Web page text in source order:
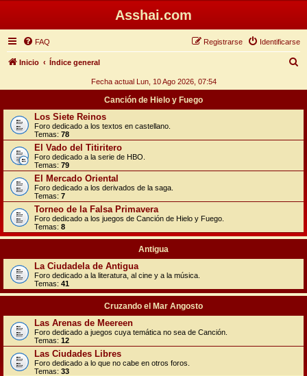
Asshai.com
FAQ Identificarse
Registrarse
Inicio Índice general
c
Fecha actual Lun, 10 Ago 2026, 07:54
Canción de Hielo y Fuego
Los Siete Reinos
Foro dedicado a los textos en castellano.
Temas: 78
El Vado del Titiritero
Foro dedicado a la serie de HBO.
Temas: 79
El Mercado Oriental
Foro dedicado a los derivados de la saga.
Temas: 7
Torneo de la Falsa Primavera
Foro dedicado a los juegos de Canción de Hielo y Fuego.
Temas: 8
Antigua
La Ciudadela de Antigua
Foro dedicado a la literatura, al cine y a la música.
Temas: 41
Cruzando el Mar Angosto
Las Arenas de Meereen
Foro dedicado a juegos cuya temática no sea de Canción.
Temas: 12
Las Ciudades Libres
Foro dedicado a lo que no cabe en otros foros.
Temas: 33